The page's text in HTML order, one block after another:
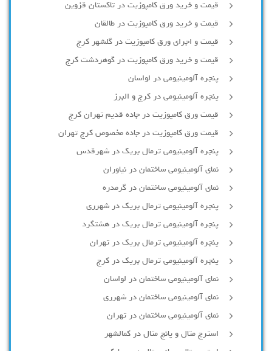
قیمت و خرید ورق کامپوزیت در تاکستان قزوین
قیمت و خرید ورق کامپوزیت در طالقان
قیمت و اجرای ورق کامپوزیت در گلشهر کرج
قیمت و خرید ورق کامپوزیت در گوهردشت کرج
پنجره آلومینیومی در لواسان
پنجره آلومینیومی در کرج و البرز
قیمت ورق کامپوزیت در جاده قدیم تهران کرج
قیمت ورق کامپوزیت در جاده مخصوص کرج تهران
پنجره آلومینیومی ترمال بریک در شهرقدس
نمای آلومینیومی ساختمان در نیاوران
نمای آلومینیومی ساختمان در گرمدره
پنجره آلومینیومی ترمال بریک در شهرری
پنجره آلومینیومی ترمال بریک در هشتگرد
پنجره آلومینیومی ترمال بریک در تهران
پنجره آلومینیومی ترمال بریک در کرج
نمای آلومینیومی ساختمان در لواسان
نمای آلومینیومی ساختمان در شهرری
نمای آلومینیومی ساختمان در تهران
استرچ متال و پانچ متال در کمالشهر